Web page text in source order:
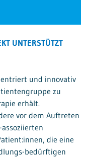
UNTERSTÜTZT
und innovativ
zu
erhält.
vor dem Auftreten
die eine
bedürftigen